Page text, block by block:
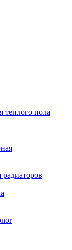
теплого пола
радиаторов